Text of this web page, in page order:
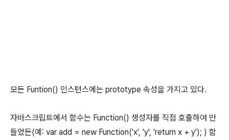
모든 Funtion() 인스턴스에는 prototype 속성을 가지고 있다.
자바스크립트에서 함수는 Function() 생성자를 직접 호출하여 만
들었든(예: var add = new Function('x', 'y', 'return x + y'); ) 함